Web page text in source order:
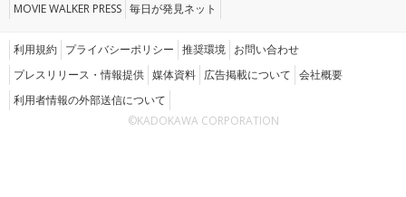
MOVIE WALKER PRESS 毎日が発見ネット
利用規約 プライバシーポリシー 推奨環境 お問い合わせ
プレスリリース・情報提供 媒体資料 広告掲載について 会社概要
利用者情報の外部送信について
©KADOKAWA CORPORATION